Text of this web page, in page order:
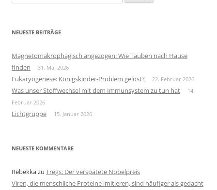
nach:
NEUESTE BEITRÄGE
Magnetomakrophagisch angezogen: Wie Tauben nach Hause
finden
31. Mai 2026
Eukaryogenese: Königskinder-Problem gelöst? 22. Februar 2026
Was unser Stoffwechsel mit dem Immunsystem zu tun hat
14.
Februar 2026
Lichtgruppe 15. Januar 2026
NEUESTE KOMMENTARE
Rebekkazu Tregs: Der verspätete Nobelpreis
Viren, die menschliche Proteine imitieren, sind häufiger als gedacht